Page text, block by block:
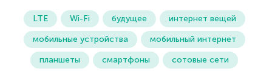
LTE Wi-Fi будущее
интернет вещей
мобильные устройства
мобильный интернет
планшеты
смартфоны
сотовые сети